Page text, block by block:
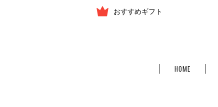
おすすめギフト
HOME